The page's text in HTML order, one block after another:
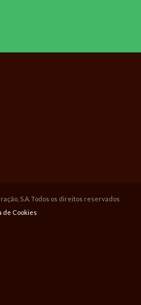
S.A. Todos os direitos reservados
de Cookies